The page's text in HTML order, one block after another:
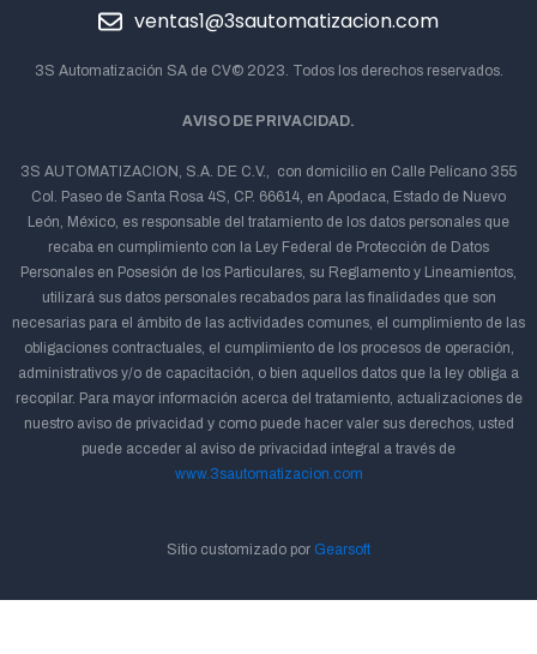
ventas1@3sautomatizacion.com
3S Automatización SA de CV© 2023. Todos los derechos reservados.
AVISO DE PRIVACIDAD.
3S AUTOMATIZACION, S.A. DE C.V., con domicilio en Calle Pelícano 355
Col. Paseo de Santa Rosa 4S, CP. 66614, en Apodaca, Estado de Nuevo
León, México, es responsable del tratamiento de los datos personales que
recaba en cumplimiento con la Ley Federal de Protección de Datos
Personales en Posesión de los Particulares, su Reglamento y Lineamientos,
utilizará sus datos personales recabados para las finalidades que son
necesarias para el ámbito de las actividades comunes, el cumplimiento de las
obligaciones contractuales, el cumplimiento de los procesos de operación,
administrativos y/o de capacitación, o bien aquellos datos que la ley obliga a
recopilar. Para mayor información acerca del tratamiento, actualizaciones de
nuestro aviso de privacidad y como puede hacer valer sus derechos, usted
puede acceder al aviso de privacidad integral a través de
www.3sautomatizacion.com
Sitio customizado por Gearsoft